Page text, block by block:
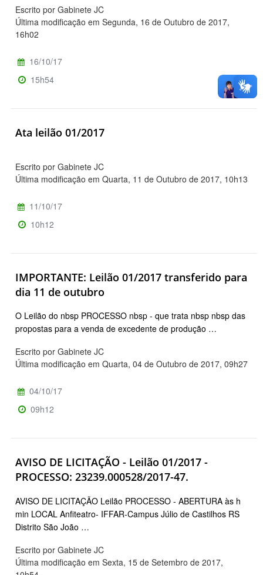
Escrito por Gabinete JC
Última modificação em Segunda, 16 de Outubro de 2017,
16h02
16/10/17
15h54
Ata leilão 01/2017
Escrito por Gabinete JC
Última modificação em Quarta, 11 de Outubro de 2017, 10h13
11/10/17
10h12
IMPORTANTE: Leilão 01/2017 transferido para
dia 11 de outubro
O Leilão do nbsp PROCESSO nbsp - que trata nbsp nbsp das
propostas para a venda de excedente de produção …
Escrito por Gabinete JC
Última modificação em Quarta, 04 de Outubro de 2017, 09h27
04/10/17
09h12
AVISO DE LICITAÇÃO - Leilão 01/2017 -
PROCESSO: 23239.000528/2017-47.
AVISO DE LICITAÇÃO Leilão PROCESSO - ABERTURA às h
min LOCAL Anfiteatro- IFFAR-Campus Júlio de Castilhos RS
Distrito São João …
Escrito por Gabinete JC
Última modificação em Sexta, 15 de Setembro de 2017,